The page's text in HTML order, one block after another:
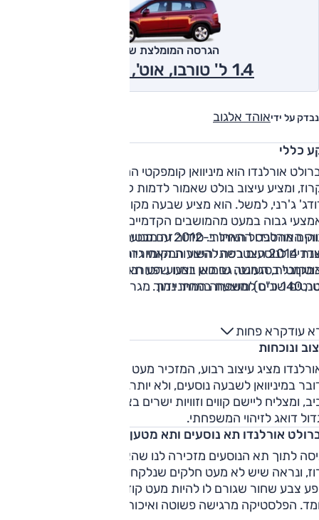
נבדק על ידיאוהד אלגוב
הגרסה המומלצת של אוטו
1.4 ל' טורבו, אוט', LT 2016
כללי
אורלנדו הוא מיניוואן קומפקטי המבוסס על פלטפורמת
ומציע עיצוב בולט שאמור לדמות קווים של רכב פנאי –
לדודג' ג'רני, למשל. הוא מציע שבעה מקומות ישיבה, כשהספסל
גבוה במעט מהמושבים הקדמיים, וצמד המושבים
מהספסל האחורי. סידור זה מבטיח ראות טובה יותר קדימה
בסגמנט, גם כאן יוצעו שפע תאי אחסון, מגשים נשלפים
שונים למשפחה המתניידת.
בשנת 2014 הצטרפה להיצע המקומי גרסת הטורבו-בנזין
נמוך מגרסת הדיזל.
עודקרא פחות
ונוכחות
מציג עיצוב רבוע, המזכיר מעט רכב פנאי, אבל בפועל
במיניוואן לשבעה נוסעים, ולא יותר. העיצוב הקופסתי דווקא
ומצליח ליישם קווים וזוויות ישרים בצורה נאה למדי, כשהגריל
דואג לזיהוי המשפחתי.
אורלנדו תא נוסעים ותא מטען
לתוך תא הנוסעים מזכירה לנו שהאורלנדו מבוסס על
צבע שחור שגורם לו להיות מעט קודר, אם כי העיצוב עצמו